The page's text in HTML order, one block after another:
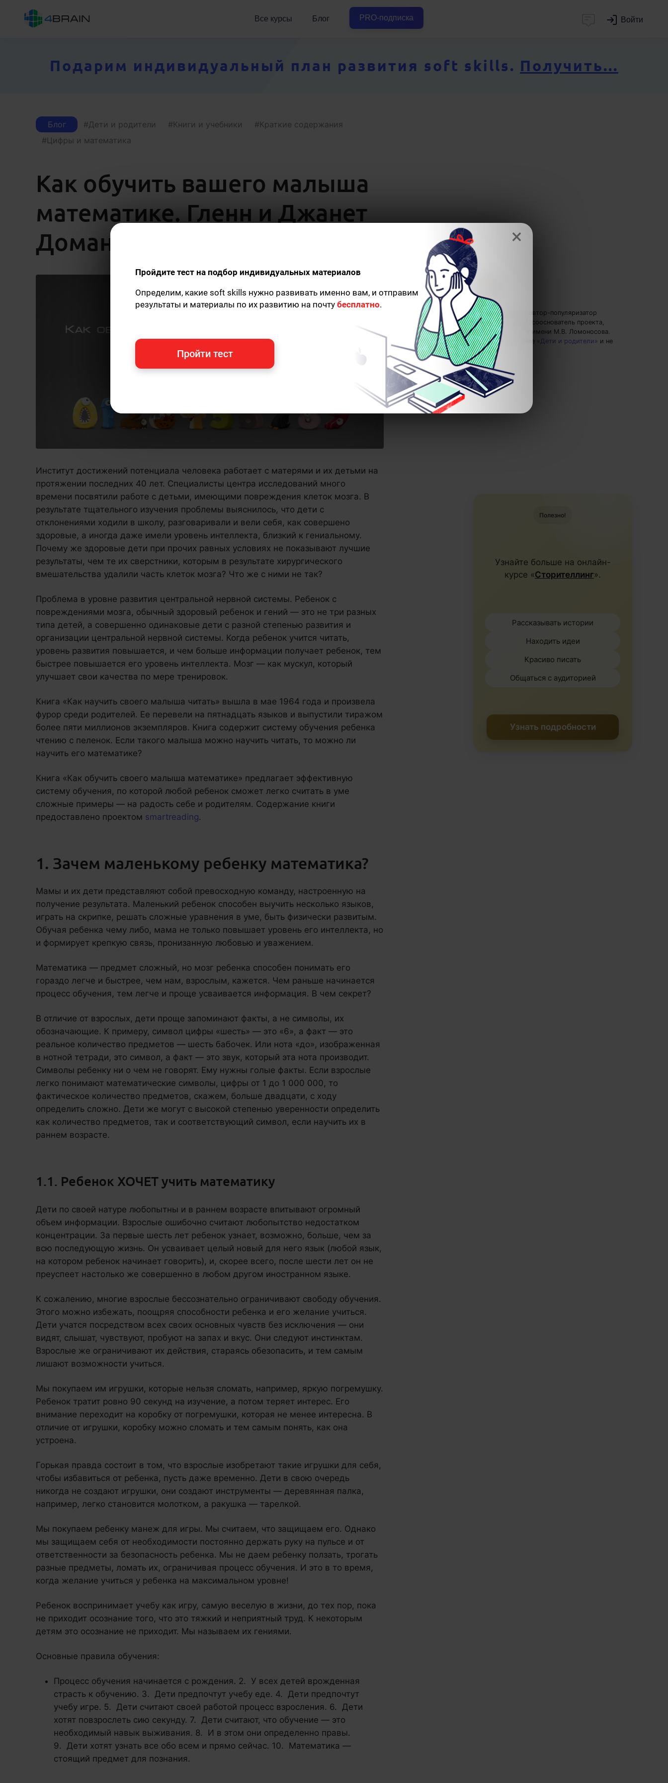
Все курсы Блог PRO-подписка Войти
Подарим индивидуальный план развития soft skills. Получить...
Блог Дети и родители Книги и учебники
Краткие содержания
Цифры и математика
Как обучить вашего малыша
математике. Гленн и Джанет
Доман
Евгений Буянов
— автор-популяризатор
экспертных знаний, сооснователь проекта,
преподаватель МГУ имени М.В. Ломоносова.
Пишу статьи по теме
«Дети и родители» и не
только.
Институт достижений потенциала человека работает с матерями и их детьми на
протяжении последних 40 лет. Специалисты центра исследований много
времени посвятили работе с детьми, имеющими повреждения клеток мозга. В
результате тщательного изучения проблемы выяснилось, что дети с
отклонениями ходили в школу, разговаривали и вели себя, как совершено
здоровые, а иногда даже имели уровень интеллекта, близкий к гениальному.
Почему же здоровые дети при прочих равных условиях не показывают лучшие
результаты, чем те их сверстники, которым в результате хирургического
вмешательства удалили часть клеток мозга? Что же с ними не так?
Проблема в уровне развития центральной нервной системы. Ребенок с
повреждениями мозга, обычный здоровый ребенок и гений — это не три разных
типа детей, а совершенно одинаковые дети с разной степенью развития и
организации центральной нервной системы. Когда ребенок учится читать,
уровень развития повышается, и чем больше информации получает ребенок, тем
быстрее повышается его уровень интеллекта. Мозг — как мускул, который
улучшает свои качества по мере тренировок.
Книга «Как научить своего малыша читать» вышла в мае 1964 года и произвела
фурор среди родителей. Ее перевели на пятнадцать языков и выпустили тиражом
более пяти миллионов экземпляров. Книга содержит систему обучения ребенка
чтению с пеленок. Если такого малыша можно научить читать, то можно ли
научить его математике?
Книга «Как обучить своего малыша математике» предлагает эффективную
систему обучения, по которой любой ребенок сможет легко считать в уме
сложные примеры — на радость себе и родителям. Содержание книги
предоставлено проектом smartreading.
1. Зачем маленькому ребенку математика?
Мамы и их дети представляют собой превосходную команду, настроенную на
получение результата. Маленький ребенок способен выучить несколько языков,
играть на скрипке, решать сложные уравнения в уме, быть физически развитым.
Обучая ребенка чему либо, мама не только повышает уровень его интеллекта, но
и формирует крепкую связь, пронизанную любовью и уважением.
Математика — предмет сложный, но мозг ребенка способен понимать его
гораздо легче и быстрее, чем нам, взрослым, кажется. Чем раньше начинается
процесс обучения, тем легче и проще усваивается информация. В чем секрет?
В отличие от взрослых, дети проще запоминают факты, а не символы, их
обозначающие. К примеру, символ цифры «шесть» — это «6», а факт — это
реальное количество предметов — шесть бабочек. Или нота «до», изображенная
в нотной тетради, это символ, а факт — это звук, который эта нота производит.
Символы ребенку ни о чем не говорят. Ему нужны голые факты. Если взрослые
легко понимают математические символы, цифры от 1 до 1 000 000, то
фактическое количество предметов, скажем, больше двадцати, с ходу
определить сложно. Дети же могут с высокой степенью уверенности определить
как количество предметов, так и соответствующий символ, если научить их в
раннем возрасте.
1.1. Ребенок ХОЧЕТ учить математику
Дети по своей натуре любопытны и в раннем возрасте впитывают огромный
объем информации. Взрослые ошибочно считают любопытство недостатком
концентрации. За первые шесть лет ребенок узнает, возможно, больше, чем за
всю последующую жизнь. Он усваивает целый новый для него язык (любой язык,
на котором ребенок начинает говорить), и, скорее всего, после шести лет он не
преуспеет настолько же совершенно в любом другом иностранном языке.
К сожалению, многие взрослые бессознательно ограничивают свободу обучения.
Этого можно избежать, поощряя способности ребенка и его желание учиться.
Дети учатся посредством всех своих основных чувств без исключения — они
видят, слышат, чувствуют, пробуют на запах и вкус. Они следуют инстинктам.
Взрослые же ограничивают их действия, стараясь обезопасить, и тем самым
лишают возможности учиться.
Мы покупаем им игрушки, которые нельзя сломать, например, яркую погремушку.
Ребенок тратит ровно 90 секунд на изучение, а потом теряет интерес. Его
внимание переходит на коробку от погремушки, которая не менее интересна. В
отличие от игрушки, коробку можно сломать и тем самым понять, как она
устроена.
Горькая правда состоит в том, что взрослые изобретают такие игрушки для себя,
чтобы избавиться от ребенка, пусть даже временно. Дети в свою очередь
никогда не создают игрушки, они создают инструменты — деревянная палка,
например, легко становится молотком, а ракушка — тарелкой.
Мы покупаем ребенку манеж для игры. Мы считаем, что защищаем его. Однако
мы защищаем себя от необходимости постоянно держать руку на пульсе и от
ответственности за безопасность ребенка. Мы не даем ребенку ползать, трогать
разные предметы, ломать их, ограничивая процесс обучения. И это в то время,
когда желание учиться у ребенка на максимальном уровне!
Ребенок воспринимает учебу как игру, самую веселую в жизни, до тех пор, пока
не приходит осознание того, что это тяжкий и неприятный труд. К некоторым
детям это осознание не приходит. Мы называем их гениями.
Основные правила обучения:
Процесс обучения начинается с рождения. 2. У всех детей врожденная
страсть к обучению. 3. Дети предпочтут учебу еде. 4. Дети предпочтут
учебу игре. 5. Дети считают своей работой процесс взросления. 6. Дети
хотят повзрослеть сию секунду. 7. Дети считают, что обучение — это
необходимый навык выживания. 8. И в этом они определенно правы.
9. Дети хотят узнать все обо всем и прямо сейчас. 10. Математика —
стоящий предмет для познания.
Полезно!
Узнайте больше на онлайн-
курсе «Сторителлинг».
Рассказывать истории
Находить идеи
Красиво писать
Общаться с аудиторией
Узнать подробности
×
Пройдите тест на подбор индивидуальных материалов
Определим, какие soft skills нужно развивать именно вам, и отправим
результаты и материалы по их развитию на почту бесплатно.
Пройти тест